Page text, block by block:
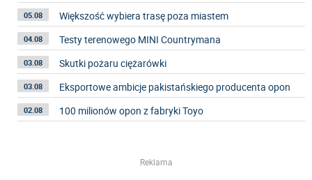
05.08 Większość wybiera trasę poza miastem
04.08 Testy terenowego MINI Countrymana
03.08 Skutki pożaru ciężarówki
03.08 Eksportowe ambicje pakistańskiego producenta opon
02.08 100 milionów opon z fabryki Toyo
Reklama